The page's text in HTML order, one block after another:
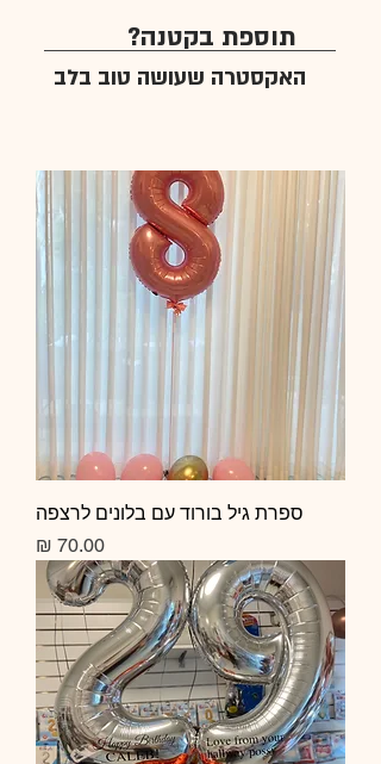
תוספת בקטנה?
האקסטרה שעושה טוב בלב
ספרת גיל בורוד עם בלונים לרצפה
מחיר